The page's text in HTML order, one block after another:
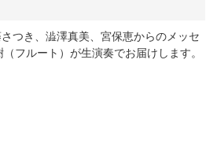
つき、澁澤真美、宮保恵からのメッセ
フルート）が生演奏でお届けします。